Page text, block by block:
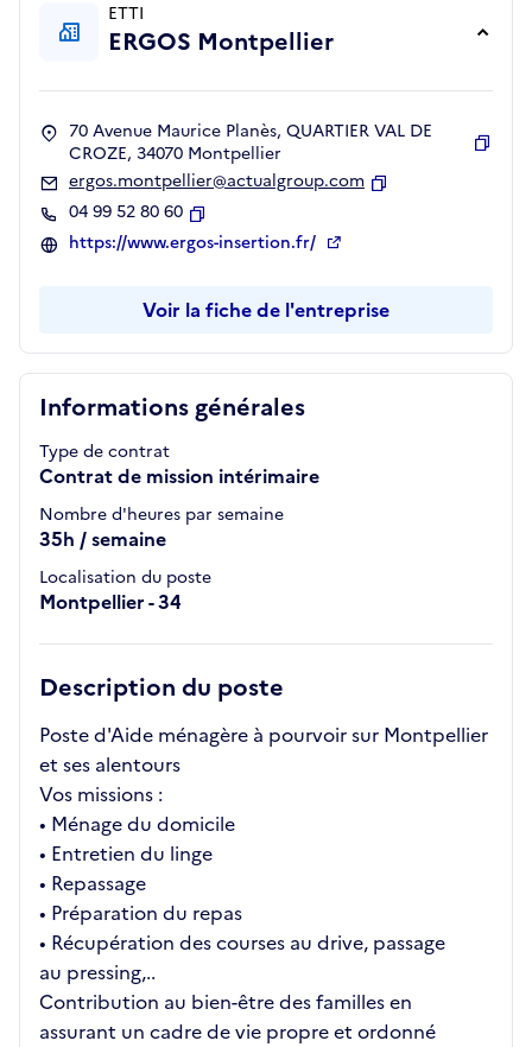
Informations générales
Type de contrat
Contrat de mission intérimaire
Nombre d'heures par semaine
35h / semaine
Localisation du poste
Montpellier - 34
Description du poste
Poste d'Aide ménagère à pourvoir sur Montpellier
et ses alentours
Vos missions :
• Ménage du domicile
• Entretien du linge
• Repassage
• Préparation du repas
• Récupération des courses au drive, passage
au pressing,..
Contribution au bien-être des familles en
assurant un cadre de vie propre et ordonné
ETTI
ERGOS Montpellier
70 Avenue Maurice Planès, QUARTIER VAL DE
CROZE, 34070 Montpellier
ergos.montpellier@actualgroup.com
04 99 52 80 60
Copier
https://www.ergos-insertion.fr/
Voir la fiche de l'entreprise